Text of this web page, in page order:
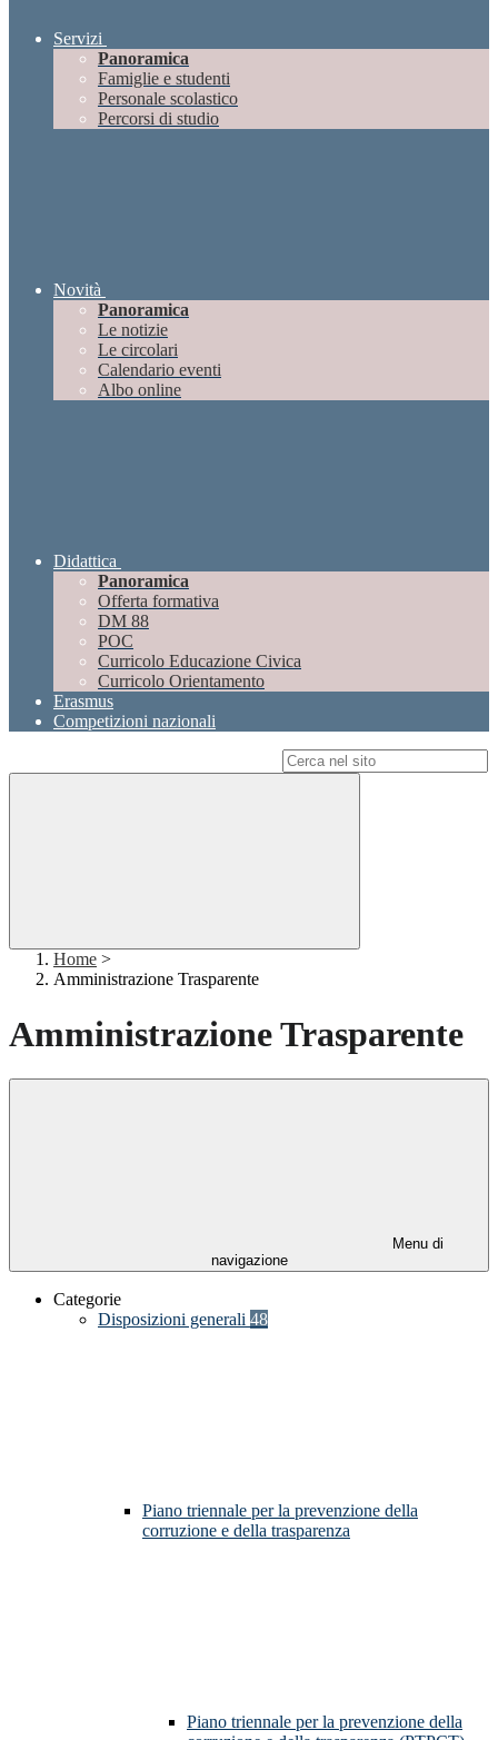
Servizi
Panoramica
Famiglie e studenti
Personale scolastico
Percorsi di studio
Novità
Panoramica
Le notizie
Le circolari
Calendario eventi
Albo online
Didattica
Panoramica
Offerta formativa
DM 88
POC
Curricolo Educazione Civica
Curricolo Orientamento
Erasmus
Competizioni nazionali
Home >
Amministrazione Trasparente
Amministrazione Trasparente
Menu di
navigazione
Categorie
Disposizioni generali 48
Piano triennale per la prevenzione della
corruzione e della trasparenza
Piano triennale per la prevenzione della